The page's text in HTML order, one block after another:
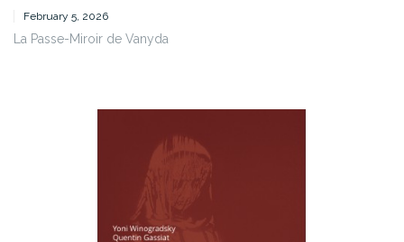
February 5, 2026
La Passe-Miroir de Vanyda